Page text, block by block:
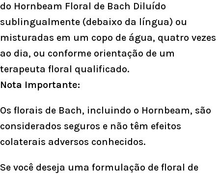
do Hornbeam Floral de Bach Diluído
sublingualmente (debaixo da língua) ou
misturadas em um copo de água, quatro vezes
ao dia, ou conforme orientação de um
terapeuta floral qualificado.
Nota Importante:
Os florais de Bach, incluindo o Hornbeam, são
considerados seguros e não têm efeitos
colaterais adversos conhecidos.
Se você deseja uma formulação de floral de